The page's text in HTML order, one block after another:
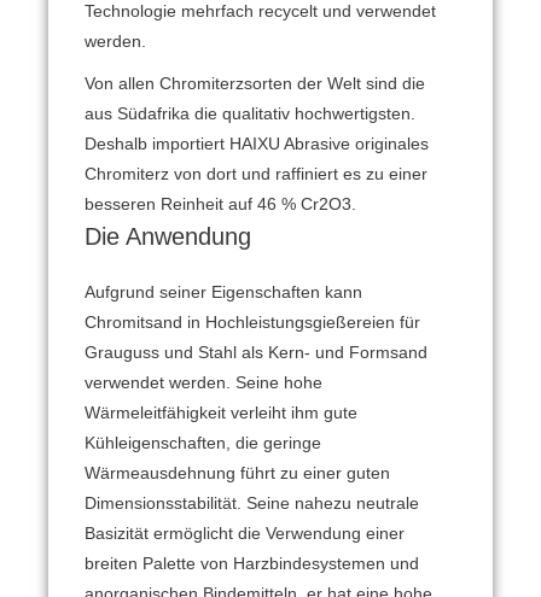
Technologie mehrfach recycelt und verwendet
werden.
Von allen Chromiterzsorten der Welt sind die
aus Südafrika die qualitativ hochwertigsten.
Deshalb importiert HAIXU Abrasive originales
Chromiterz von dort und raffiniert es zu einer
besseren Reinheit auf 46 % Cr2O3.
Die Anwendung
Aufgrund seiner Eigenschaften kann
Chromitsand in Hochleistungsgießereien für
Grauguss und Stahl als Kern- und Formsand
verwendet werden. Seine hohe
Wärmeleitfähigkeit verleiht ihm gute
Kühleigenschaften, die geringe
Wärmeausdehnung führt zu einer guten
Dimensionsstabilität. Seine nahezu neutrale
Basizität ermöglicht die Verwendung einer
breiten Palette von Harzbindesystemen und